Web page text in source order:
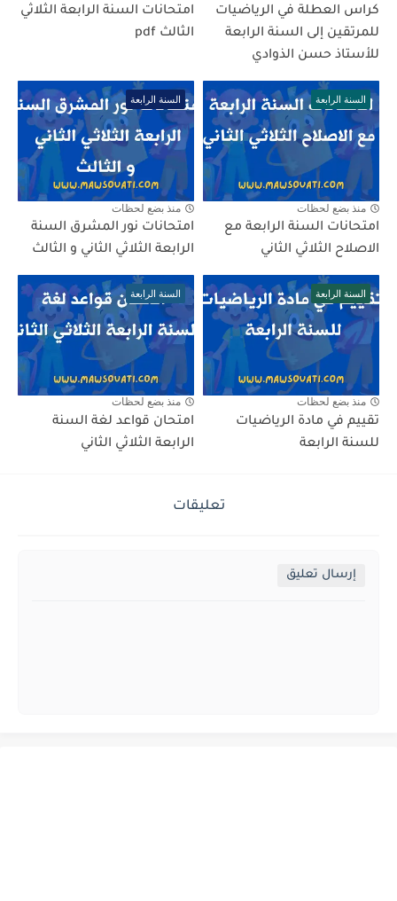
كراس العطلة في الرياضيات
للمرتقين إلى السنة الرابعة
للأستاذ حسن الذوادي
امتحانات السنة الرابعة الثلاثي
الثالث pdf
السنة الرابعة
منذ بضع لحظات
امتحانات السنة الرابعة مع
الاصلاح الثلاثي الثاني
السنة الرابعة
منذ بضع لحظات
امتحانات نور المشرق السنة
الرابعة الثلاثي الثاني و الثالث
السنة الرابعة
منذ بضع لحظات
تقييم في مادة الرياضيات
للسنة الرابعة
السنة الرابعة
منذ بضع لحظات
امتحان قواعد لغة السنة
الرابعة الثلاثي الثاني
تعليقات
إرسال تعليق